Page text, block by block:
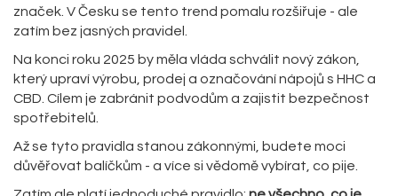
značek. V Česku se tento trend pomalu rozšiřuje - ale
zatím bez jasných pravidel.
Na konci roku 2025 by měla vláda schválit nový zákon,
který upraví výrobu, prodej a označování nápojů s HHC a
CBD. Cílem je zabránit podvodům a zajistit bezpečnost
spotřebitelů.
Až se tyto pravidla stanou zákonnými, budete moci
důvěřovat balíčkům - a více si vědomě vybírat, co pije.